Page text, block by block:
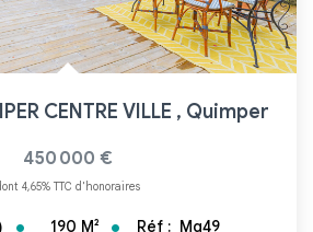
CENTRE VILLE , Quimper
450 000 €
4,65% TTC d'honoraires
190 M² Réf : Mq49